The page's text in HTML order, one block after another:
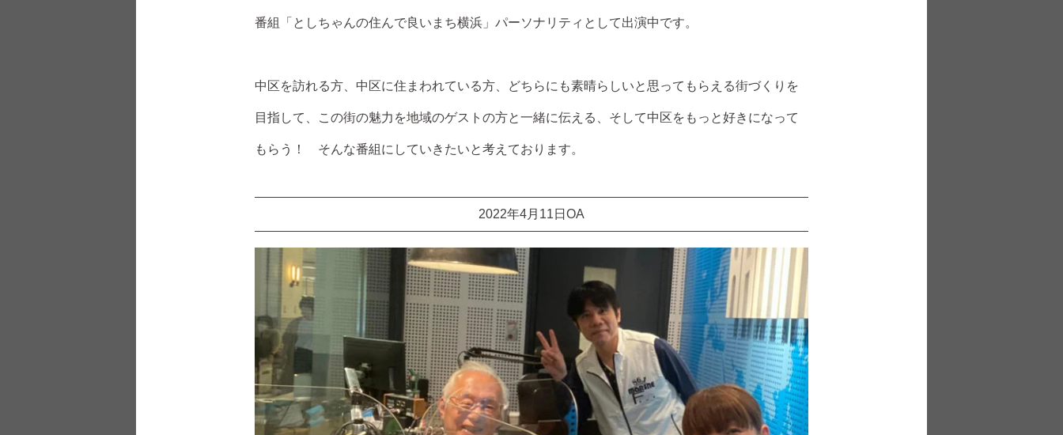
番組「としちゃんの住んで良いまち横浜」パーソナリティとして出演中です。
中区を訪れる方、中区に住まわれている方、どちらにも素晴らしいと思ってもらえる街づくりを
目指して、この街の魅力を地域のゲストの方と一緒に伝える、そして中区をもっと好きになって
もらう！ そんな番組にしていきたいと考えております。
2022年4月11日OA